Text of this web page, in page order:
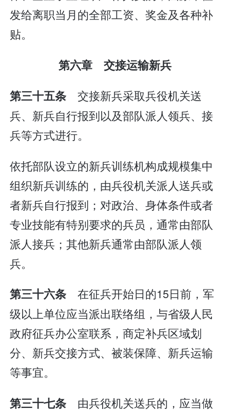
发给离职当月的全部工资、奖金及各种补
贴。
第六章 交接运输新兵
第三十五条 交接新兵采取兵役机关送
兵、新兵自行报到以及部队派人领兵、接
兵等方式进行。
依托部队设立的新兵训练机构成规模集中
组织新兵训练的，由兵役机关派人送兵或
者新兵自行报到；对政治、身体条件或者
专业技能有特别要求的兵员，通常由部队
派人接兵；其他新兵通常由部队派人领
兵。
第三十六条 在征兵开始日的15日前，军
级以上单位应当派出联络组，与省级人民
政府征兵办公室联系，商定补兵区域划
分、新兵交接方式、被装保障、新兵运输
等事宜。
第三十七条 由兵役机关送兵的，应当做